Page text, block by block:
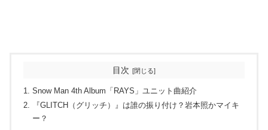
目次
Snow Man 4th Album「RAYS」ユニット曲紹介
『GLITCH（グリッチ）』は誰の振り付け？岩本照かマイキ
ー？